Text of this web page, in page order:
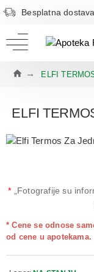
Besplatna
ELFI
ELFI
* „Fotografije su
* Cene se odnose
od cene u apotekama.